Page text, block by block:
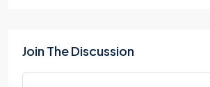
Join The Discussion